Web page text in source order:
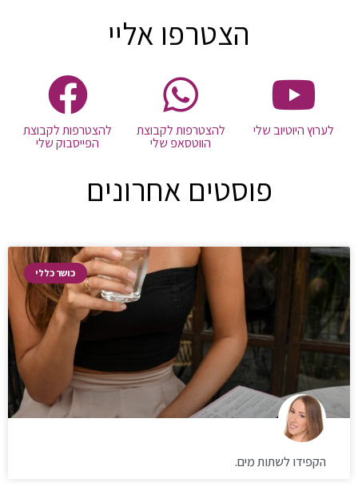
הצטרפו אליי
לערוץ היוטיוב שלי להצטרפות לקבוצת
הווטסאפ שלי
להצטרפות לקבוצת
הפייסבוק שלי
פוסטים אחרונים
כושר כללי
הקפידו לשתות מים.